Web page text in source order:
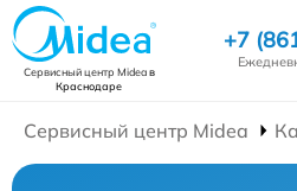
Сервисный центр Mideaв
Краснодаре
+7
Сервисный центр Midea